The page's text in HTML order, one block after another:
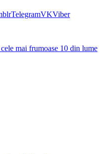
TelegramVKViber
mai frumoase 10 din lume